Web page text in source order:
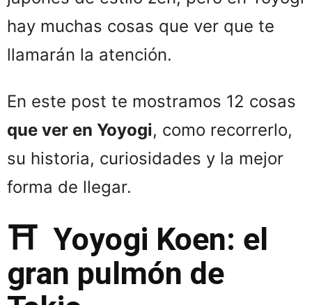
hay muchas cosas que ver que te
llamarán la atención.
En este post te mostramos 12 cosas
que ver en Yoyogi, como recorrerlo,
su historia, curiosidades y la mejor
forma de llegar.
⛩️ Yoyogi Koen: el
gran pulmón de